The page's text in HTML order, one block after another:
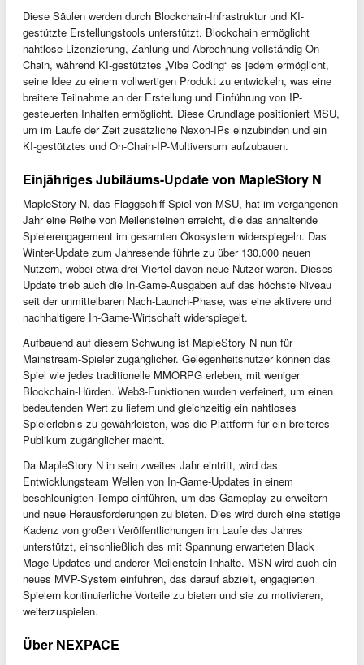
Diese Säulen werden durch Blockchain-Infrastruktur und KI-
gestützte Erstellungstools unterstützt. Blockchain ermöglicht
nahtlose Lizenzierung, Zahlung und Abrechnung vollständig On-
Chain, während KI-gestütztes „Vibe Coding“ es jedem ermöglicht,
seine Idee zu einem vollwertigen Produkt zu entwickeln, was eine
breitere Teilnahme an der Erstellung und Einführung von IP-
gesteuerten Inhalten ermöglicht. Diese Grundlage positioniert MSU,
um im Laufe der Zeit zusätzliche Nexon-IPs einzubinden und ein
KI-gestütztes und On-Chain-IP-Multiversum aufzubauen.
Einjähriges Jubiläums-Update von MapleStory N
MapleStory N, das Flaggschiff-Spiel von MSU, hat im vergangenen
Jahr eine Reihe von Meilensteinen erreicht, die das anhaltende
Spielerengagement im gesamten Ökosystem widerspiegeln. Das
Winter-Update zum Jahresende führte zu über 130.000 neuen
Nutzern, wobei etwa drei Viertel davon neue Nutzer waren. Dieses
Update trieb auch die In-Game-Ausgaben auf das höchste Niveau
seit der unmittelbaren Nach-Launch-Phase, was eine aktivere und
nachhaltigere In-Game-Wirtschaft widerspiegelt.
Aufbauend auf diesem Schwung ist MapleStory N nun für
Mainstream-Spieler zugänglicher. Gelegenheitsnutzer können das
Spiel wie jedes traditionelle MMORPG erleben, mit weniger
Blockchain-Hürden. Web3-Funktionen wurden verfeinert, um einen
bedeutenden Wert zu liefern und gleichzeitig ein nahtloses
Spielerlebnis zu gewährleisten, was die Plattform für ein breiteres
Publikum zugänglicher macht.
Da MapleStory N in sein zweites Jahr eintritt, wird das
Entwicklungsteam Wellen von In-Game-Updates in einem
beschleunigten Tempo einführen, um das Gameplay zu erweitern
und neue Herausforderungen zu bieten. Dies wird durch eine stetige
Kadenz von großen Veröffentlichungen im Laufe des Jahres
unterstützt, einschließlich des mit Spannung erwarteten Black
Mage-Updates und anderer Meilenstein-Inhalte. MSN wird auch ein
neues MVP-System einführen, das darauf abzielt, engagierten
Spielern kontinuierliche Vorteile zu bieten und sie zu motivieren,
weiterzuspielen.
Über NEXPACE